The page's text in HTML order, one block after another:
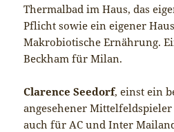
Thermalbad im Haus, das
Pflicht sowie ein eigener
Makrobiotische Ernährung.
Beckham für Milan.
Clarence Seedorf, einst ein
angesehener
auch für AC und Inter